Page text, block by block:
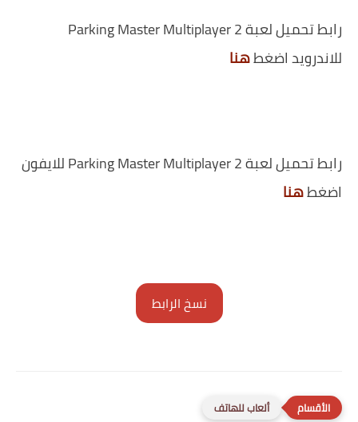
رابط تحميل لعبة Parking Master Multiplayer 2
للاندرويد اضغطهنا
رابط تحميل لعبة Parking Master Multiplayer 2 للايفون
اضغطهنا
نسخ الرابط
ألعاب للهاتف